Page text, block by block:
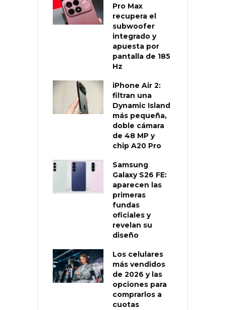
Pro Max
recupera el
subwoofer
integrado y
apuesta por
pantalla de 185
Hz
iPhone Air 2:
filtran una
Dynamic Island
más pequeña,
doble cámara
de 48 MP y
chip A20 Pro
Samsung
Galaxy S26 FE:
aparecen las
primeras
fundas
oficiales y
revelan su
diseño
Los celulares
más vendidos
de 2026 y las
opciones para
comprarlos a
cuotas